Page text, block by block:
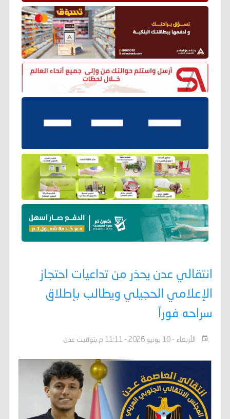
انتقالي عدن يحذر من تداعيات احتجاز
الإعلامي الحجيلي ويطالب بإطلاق
سراحه فوراً
الأربعاء - 10 يونيو 2026 - 11:11 م بتوقيت عدن